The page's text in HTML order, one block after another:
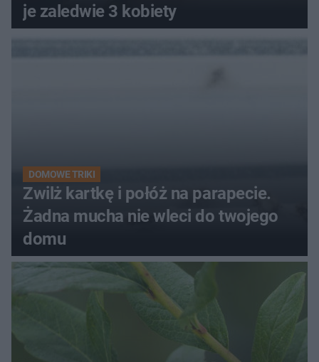
je zaledwie 3 kobiety
DOMOWE TRIKI
Zwilż kartkę i połóż na parapecie.
Żadna mucha nie wleci do twojego
domu